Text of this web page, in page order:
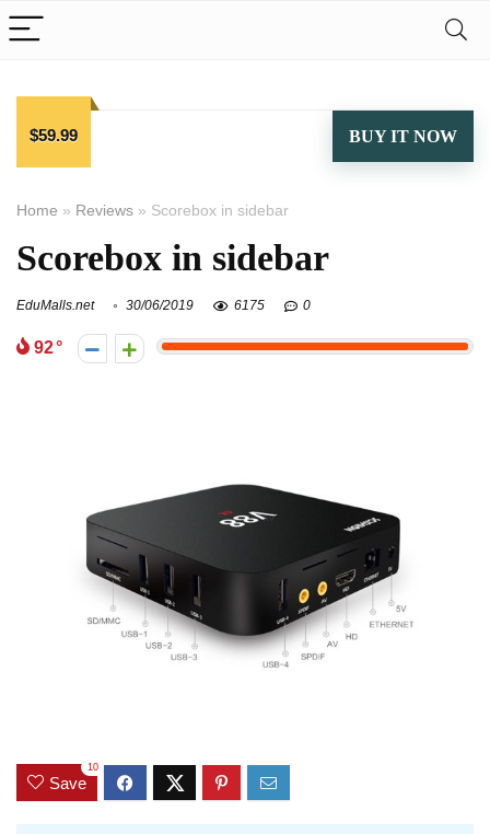
$59.99 BUY IT NOW
Home » Reviews » Scorebox in sidebar
Scorebox in sidebar
EduMalls.net 30/06/2019 6175 0
92
Save
10